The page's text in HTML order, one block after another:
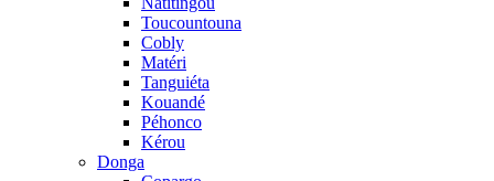
Toucountouna
Cobly
Matéri
Tanguiéta
Kouandé
Péhonco
Kérou
Donga